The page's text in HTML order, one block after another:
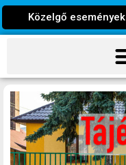
Közelgő események